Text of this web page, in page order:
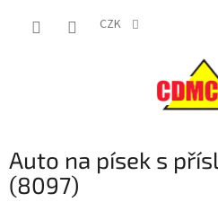
CZK
Auto na písek s
(8097)